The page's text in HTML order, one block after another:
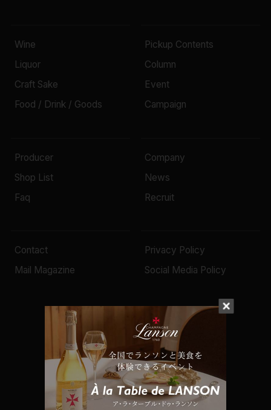
Wine
Liquor
Craft Sake
Food / Drink / Goods
Pickup Contents
Column
Event
Campaign
Producer
Shop List
Faq
Company
News
Recruit
Contact
Mail Magazine
Privacy Policy
Social Media Policy
© 2022 Mottox inc.